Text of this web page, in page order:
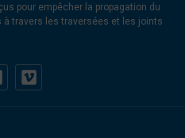
pour empêcher la propagation du
travers les traversées et les joints